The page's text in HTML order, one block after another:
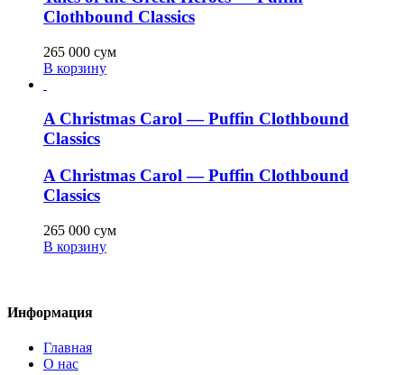
Clothbound Classics
265 000 сум
В корзину
A Christmas Carol — Puffin Clothbound
Classics
A Christmas Carol — Puffin Clothbound
Classics
265 000 сум
В корзину
Информация
Главная
О нас